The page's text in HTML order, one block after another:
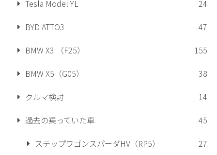
Tesla Model YL
24
BYD ATTO3
47
BMW X3 （F25）
155
BMW X5（G05）
38
クルマ検討
14
過去の乗っていた車
45
ステップワゴンスパーダHV（RP5）
27